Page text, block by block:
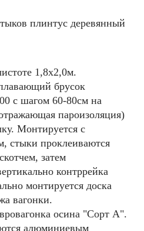
плинтус деревянный
1,8х2,0м.
брусок
с шагом 60-80см на
пароизоляция)
Монтируется с
стыки проклеиваются
затем
контррейка
монтируется доска
вагонки.
осина "Сорт А".
алюминиевым